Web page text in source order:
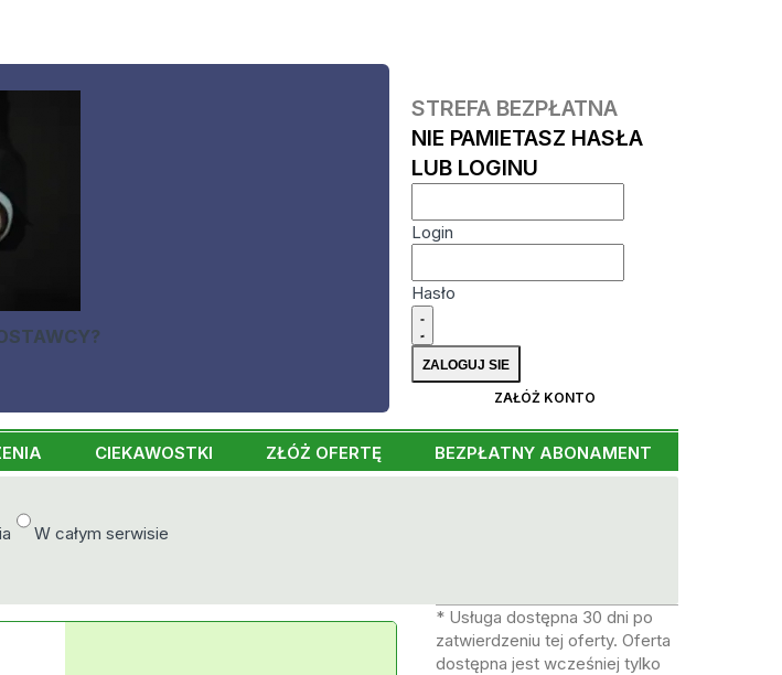
STREFA BEZPŁATNA
NIE PAMIETASZ HASŁA
LUB LOGINU
Login
Hasło
ZAŁÓŻ KONTO
CIEKAWOSTKI ZŁÓŻ OFERTĘ BEZPŁATNY ABONAMENT
W całym serwisie
* Usługa dostępna 30 dni po
zatwierdzeniu tej oferty. Oferta
dostępna jest wcześniej tylko